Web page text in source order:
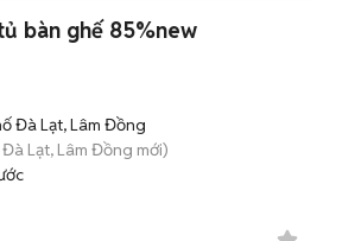
đây nhé!
bàn ghế 85%new
Đà Lạt, Lâm Đồng
Lạt, Lâm Đồng mới)